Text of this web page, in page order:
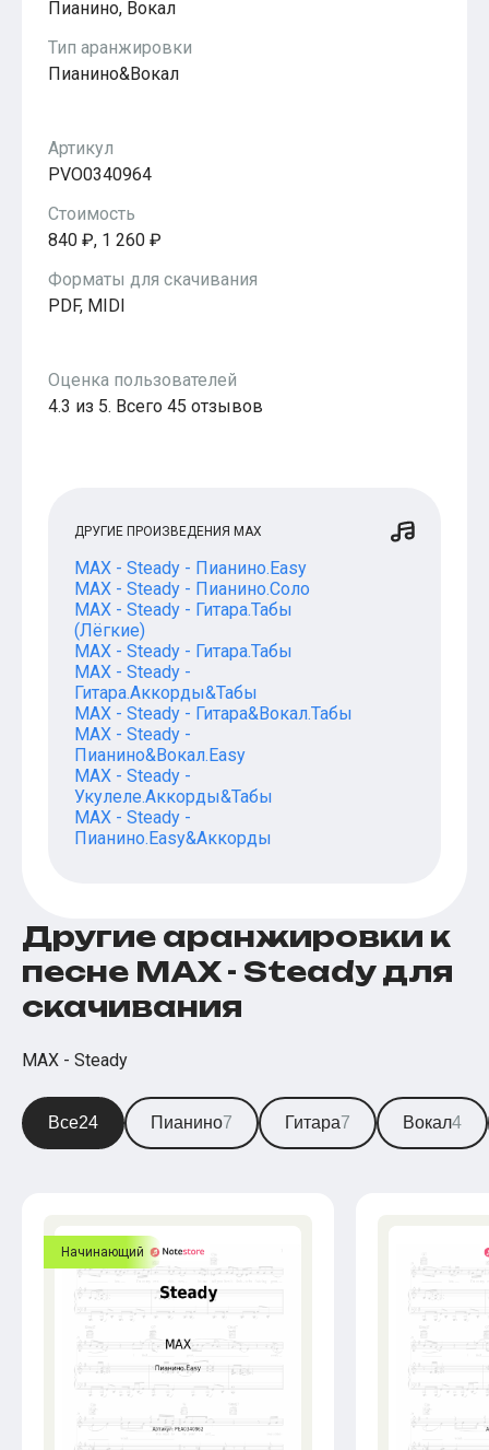
Популярное
Бесплатные
Пианино, Вокал
Тип аранжировки
Пианино&Вокал
Артикул
PVO0340964
Стоимость
840 ₽, 1 260 ₽
Форматы для скачивания
PDF, MIDI
Оценка пользователей
4.3 из 5. Всего 45 отзывов
ДРУГИЕ ПРОИЗВЕДЕНИЯ MAX
MAX - Steady - Пианино.Easy
MAX - Steady - Пианино.Соло
MAX - Steady - Гитара.Табы
(Лёгкие)
MAX - Steady - Гитара.Табы
MAX - Steady -
Гитара.Аккорды&Табы
MAX - Steady - Гитара&Вокал.Табы
MAX - Steady -
Пианино&Вокал.Easy
MAX - Steady -
Укулеле.Аккорды&Табы
MAX - Steady -
Пианино.Easy&Аккорды
Другие аранжировки к
песне MAX - Steady для
скачивания
MAX - Steady
Все24 Пианино7 Гитара7 Вокал4
Начинающий